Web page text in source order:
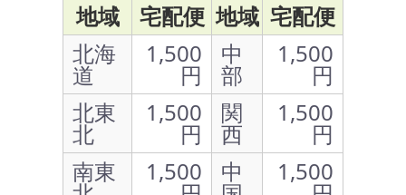
地域
宅配便 地域 宅配便
北海
道
1,500
円
中
部
1,500
円
北東
北
1,500
円
関
西
1,500
円
南東
1,500 中 1,500